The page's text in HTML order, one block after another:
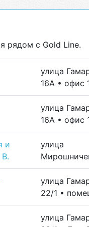
рядом с Gold Line.
улица
16А • офис
улица
16А • офис
и
улица
улица
22/1 •
улица